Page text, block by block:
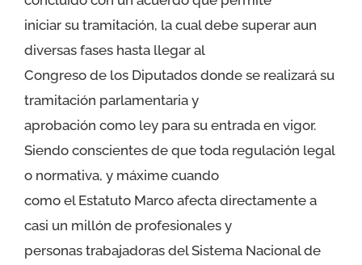
iniciar su tramitación, la cual debe superar aun
diversas fases hasta llegar al
Congreso de los Diputados donde se realizará su
tramitación parlamentaria y
aprobación como ley para su entrada en vigor.
Siendo conscientes de que toda regulación legal
o normativa, y máxime cuando
como el Estatuto Marco afecta directamente a
casi un millón de profesionales y
personas trabajadoras del Sistema Nacional de